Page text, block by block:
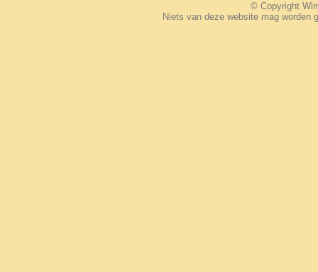
© Copyright
Niets van deze website mag worden